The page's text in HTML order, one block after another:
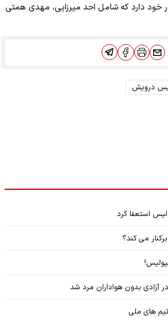
خود دارد که شامل احد میرزایی، مهدی همتی
درویش
استعفا کرد
می کند؟
آزادی بدون هواداران مرد شد
های ملی